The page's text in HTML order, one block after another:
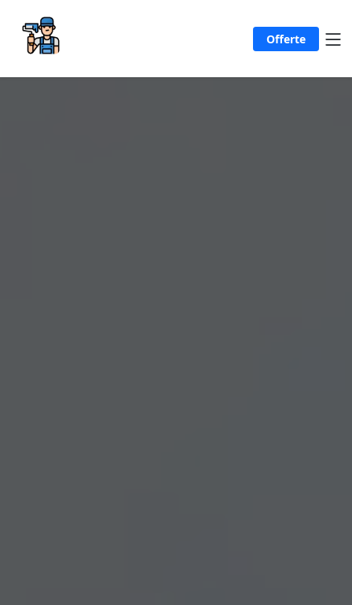
Offerte